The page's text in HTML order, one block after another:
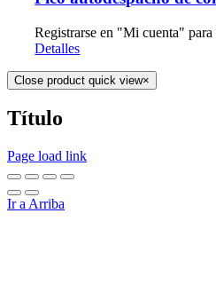
Registrarse en "Mi cuenta"
Detalles
Close product quick view×
Título
Page load link
Ir a Arriba